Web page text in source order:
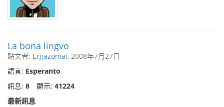
La bona lingvo
貼文者: Ergazomai, 2008年7月27日
語言: Esperanto
訊息: 8 顯示: 41224
最新訊息